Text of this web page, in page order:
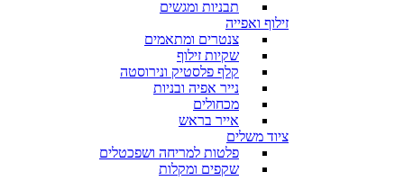
תבניות ומגשים
זילוף ואפייה
צנטרים ומתאמים
שקיות זילוף
קלף פלסטיק ונירוסטה
נייר אפיה ובניות
מכחולים
אייר בראש
ציוד משלים
פלטות למריחה ושפכטלים
שקפים ומקלות